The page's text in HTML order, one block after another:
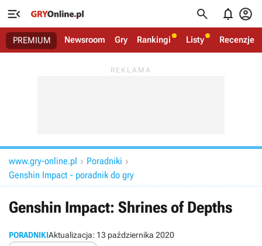
   
PREMIUM Newsroom Gry Rankingi Listy Recenzje
www.gry-online.pl  Poradniki 
Genshin Impact - poradnik do gry
Genshin Impact: Shrines of Depths
PORADNIKIAktualizacja: 13 października 2020